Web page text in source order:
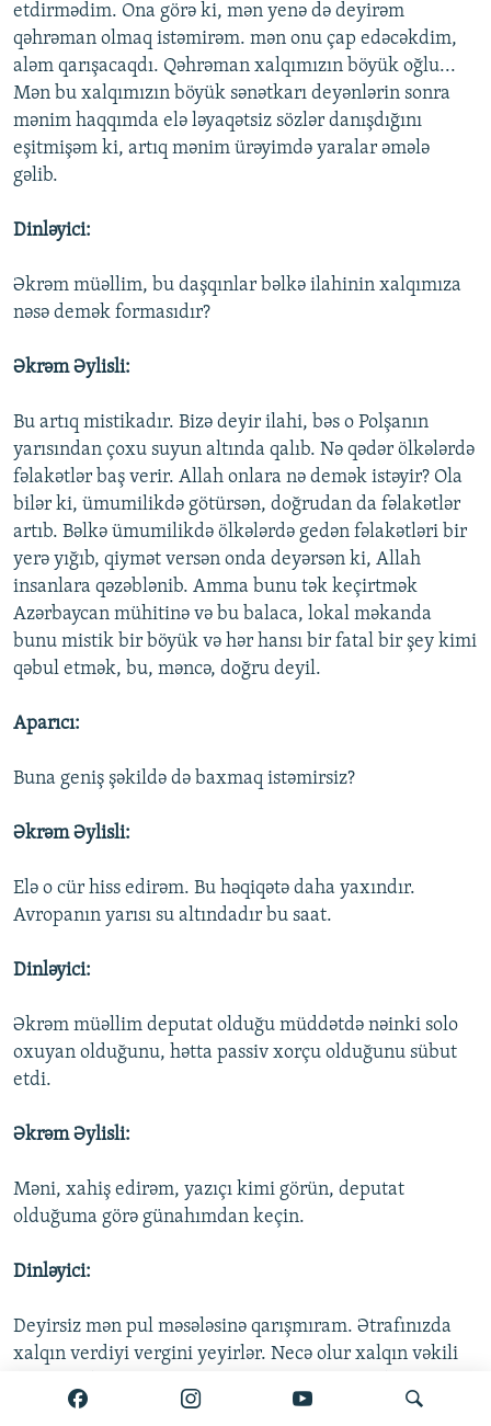
etdirmədim. Ona görə ki, mən yenə də deyirəm
qəhrəman olmaq istəmirəm. mən onu çap edəcəkdim,
aləm qarışacaqdı. Qəhrəman xalqımızın böyük oğlu...
Mən bu xalqımızın böyük sənətkarı deyənlərin sonra
mənim haqqımda elə ləyaqətsiz sözlər danışdığını
eşitmişəm ki, artıq mənim ürəyimdə yaralar əmələ
gəlib.
Dinləyici:
Əkrəm müəllim, bu daşqınlar bəlkə ilahinin xalqımıza
nəsə demək formasıdır?
Əkrəm Əylisli:
Bu artıq mistikadır. Bizə deyir ilahi, bəs o Polşanın
yarısından çoxu suyun altında qalıb. Nə qədər ölkələrdə
fəlakətlər baş verir. Allah onlara nə demək istəyir? Ola
bilər ki, ümumilikdə götürsən, doğrudan da fəlakətlər
artıb. Bəlkə ümumilikdə ölkələrdə gedən fəlakətləri bir
yerə yığıb, qiymət versən onda deyərsən ki, Allah
insanlara qəzəblənib. Amma bunu tək keçirtmək
Azərbaycan mühitinə və bu balaca, lokal məkanda
bunu mistik bir böyük və hər hansı bir fatal bir şey kimi
qəbul etmək, bu, məncə, doğru deyil.
Aparıcı:
Buna geniş şəkildə də baxmaq istəmirsiz?
Əkrəm Əylisli:
Elə o cür hiss edirəm. Bu həqiqətə daha yaxındır.
Avropanın yarısı su altındadır bu saat.
Dinləyici:
Əkrəm müəllim deputat olduğu müddətdə nəinki solo
oxuyan olduğunu, hətta passiv xorçu olduğunu sübut
etdi.
Əkrəm Əylisli:
Məni, xahiş edirəm, yazıçı kimi görün, deputat
olduğuma görə günahımdan keçin.
Dinləyici:
Deyirsiz mən pul məsələsinə qarışmıram. Ətrafınızda
xalqın verdiyi vergini yeyirlər. Necə olur xalqın vəkili
yetirirsiz? Bəlkə onu da yeyirlər?